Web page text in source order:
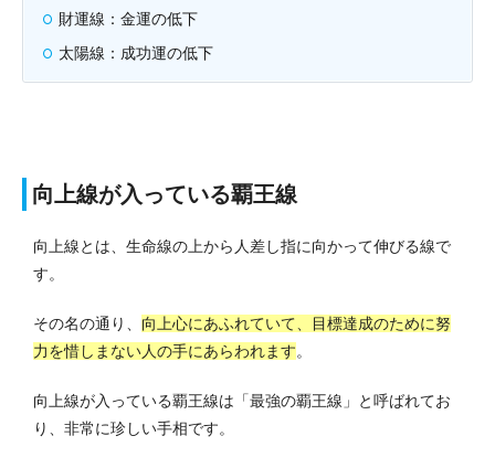
財運線：金運の低下
太陽線：成功運の低下
向上線が入っている覇王線
向上線とは、生命線の上から人差し指に向かって伸びる線で
す。
その名の通り、 向上心にあふれていて、目標達成のために努
力を惜しまない人の手にあらわれます。
向上線が入っている覇王線は「最強の覇王線」と呼ばれてお
り、非常に珍しい手相です。